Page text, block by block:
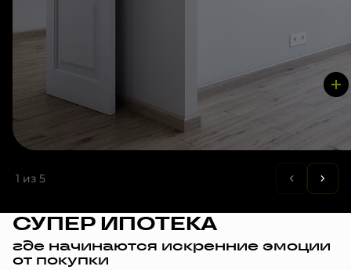
1 из 5
СУПЕР ИПОТЕКА
где начинаются искренние эмоции
от покупки